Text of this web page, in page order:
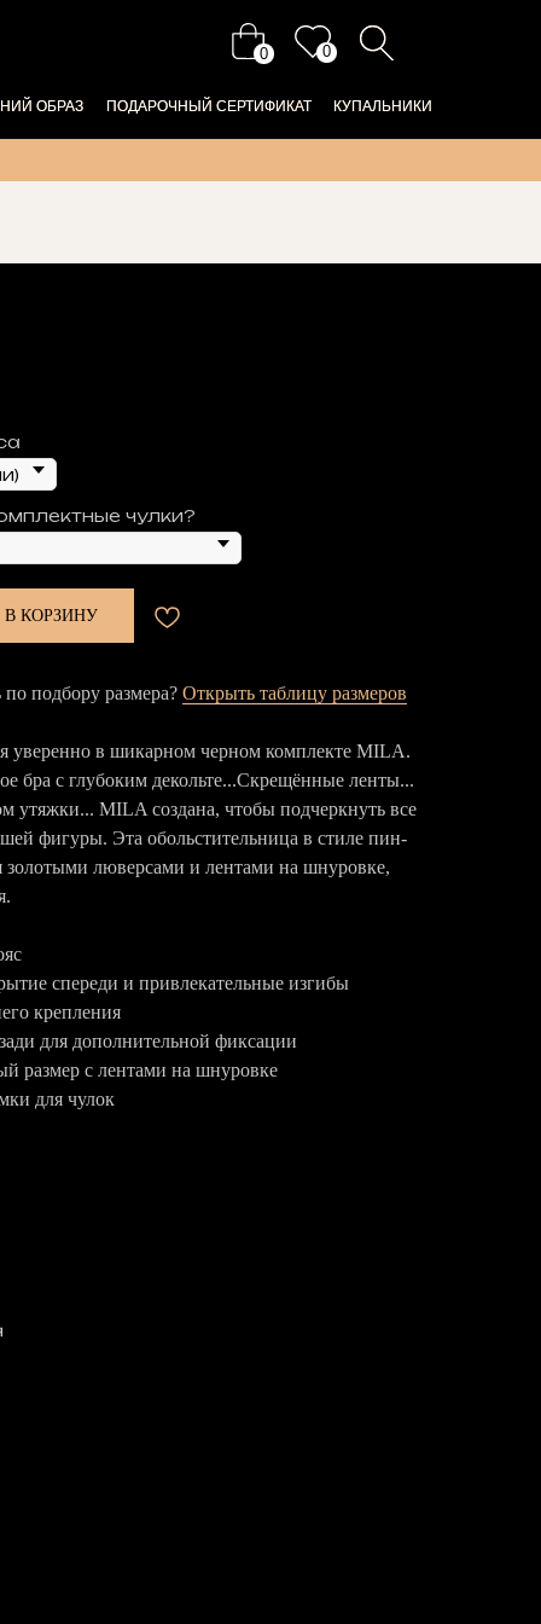
0
0
КУПАЛЬНИКИ
КУПАЛЬНИКИ
ПОДАРОЧНЫЙ СЕРТИФИКАТ
ПОДАРОЧНЫЙ СЕРТИФИКАТ
ОБРАЗ
ОБРАЗ
чулки?
КОРЗИНУ
подбору размера? Открыть таблицу размеров
уверенно в шикарном черном комплекте MILA.
бра с глубоким декольте...Скрещённые ленты...
утяжки... MILA создана, чтобы подчеркнуть все
фигуры. Эта обольстительница в стиле пин-
золотыми люверсами и лентами на шнуровке,
спереди и привлекательные изгибы
крепления
для дополнительной фиксации
размер с лентами на шнуровке
для чулок